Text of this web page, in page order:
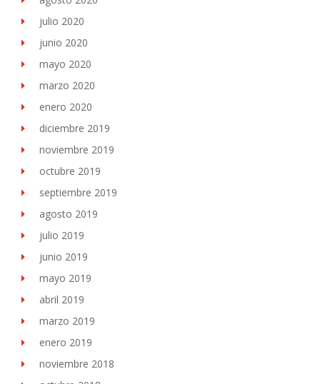
julio 2020
junio 2020
mayo 2020
marzo 2020
enero 2020
diciembre 2019
noviembre 2019
octubre 2019
septiembre 2019
agosto 2019
julio 2019
junio 2019
mayo 2019
abril 2019
marzo 2019
enero 2019
noviembre 2018